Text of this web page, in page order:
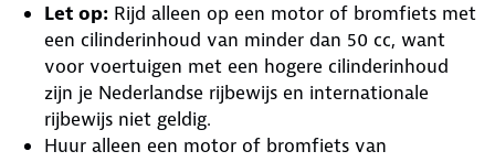
Let op: Rijd alleen op een motor of bromfiets met
een cilinderinhoud van minder dan 50 cc, want
voor voertuigen met een hogere cilinderinhoud
zijn je Nederlandse rijbewijs en internationale
rijbewijs niet geldig.
Huur alleen een motor of bromfiets van